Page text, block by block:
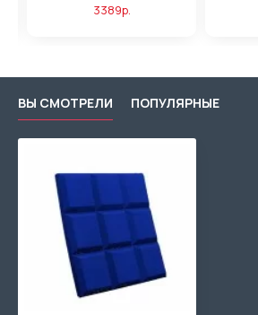
3389р.
ВЫ СМОТРЕЛИ ПОПУЛЯРНЫЕ